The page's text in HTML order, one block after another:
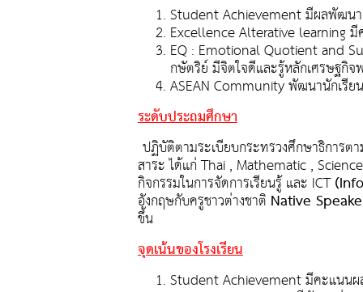
Student Achievement มีผลพัฒน
Excellence Alterative learning มี
EQ : Emotional Quotient and
กษัตริย์ มีจิตใจดีและรู้หลักเศรษฐกิจ
ASEAN Community พัฒนานักเรีย
ระดับประถมศึกษา
ปฏิบัติตามระเบียบกระทรวงศึกษาธิการ
สาระ ได้แก่ Thai , Mathematic ,
กิจกรรมในการจัดการเรียนรู้ และ ICT
อังกฤษกับครูชาวต่างชาติ Native
ขึ้น
จุดเน้นของโรงเรียน
Student Achievement มีคะแนนผ